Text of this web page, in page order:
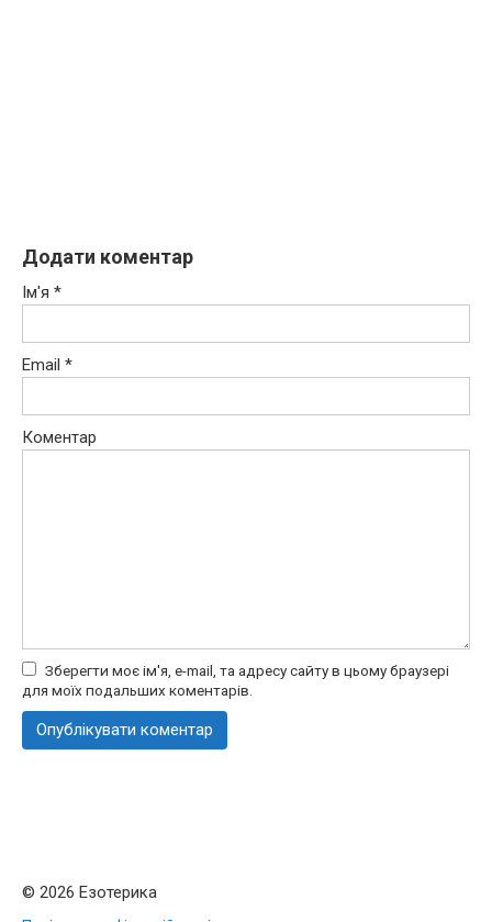
Додати коментар
Ім'я *
Email *
Коментар
Зберегти моє ім'я, e-mail, та адресу сайту в цьому браузері
для моїх подальших коментарів.
© 2026 Езотерика